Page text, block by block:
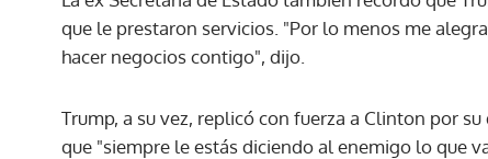
que le prestaron servicios. "Por lo menos me
hacer negocios contigo", dijo.
Trump, a su vez, replicó con fuerza a Clinton por
que "siempre le estás diciendo al enemigo lo que